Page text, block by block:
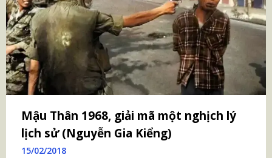
Mậu Thân 1968, giải mã một nghịch lý
lịch sử (Nguyễn Gia Kiểng)
15/02/2018